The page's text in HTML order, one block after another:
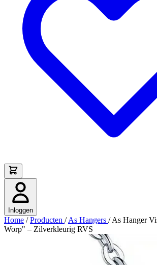
Inloggen
Home / Producten / As Hangers / As Hanger
Worp" – Zilverkleurig RVS